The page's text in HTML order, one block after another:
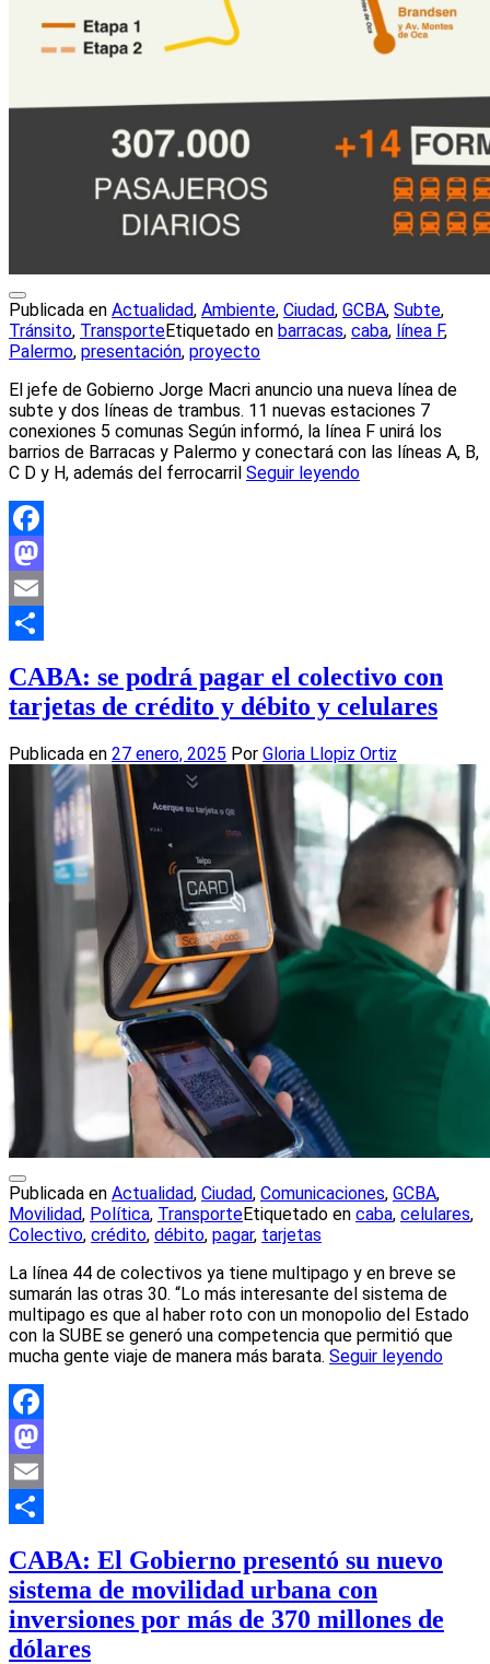
Publicada en Actualidad, Ambiente, Ciudad, GCBA, Subte,
Tránsito, TransporteEtiquetado en barracas, caba, línea F,
Palermo, presentación, proyecto
El jefe de Gobierno Jorge Macri anuncio una nueva línea de
subte y dos líneas de trambus. 11 nuevas estaciones 7
conexiones 5 comunas Según informó, la línea F unirá los
barrios de Barracas y Palermo y conectará con las líneas A, B,
C D y H, además del ferrocarril Seguir leyendo
Facebook
Mastodon
Email
CABA: se podrá pagar el colectivo con
tarjetas de crédito y débito y celulares
Publicada en 27 enero, 2025 Por Gloria Llopiz Ortiz
Publicada en Actualidad, Ciudad, Comunicaciones, GCBA,
Movilidad, Política, TransporteEtiquetado en caba, celulares,
Colectivo, crédito, débito, pagar, tarjetas
La línea 44 de colectivos ya tiene multipago y en breve se
sumarán las otras 30. “Lo más interesante del sistema de
multipago es que al haber roto con un monopolio del Estado
con la SUBE se generó una competencia que permitió que
mucha gente viaje de manera más barata. Seguir leyendo
Facebook
Mastodon
Email
CABA: El Gobierno presentó su nuevo
sistema de movilidad urbana con
inversiones por más de 370 millones de
dólares